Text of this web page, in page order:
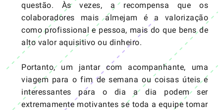
questão. Às vezes, a recompensa que os
colaboradores mais almejam é a valorização
como profissional e pessoa, mais do que bens de
alto valor aquisitivo ou dinheiro.
Portanto, um jantar com acompanhante, uma
viagem para o fim de semana ou coisas úteis e
interessantes para o dia a dia podem ser
extremamente motivantes se toda a equipe tomar